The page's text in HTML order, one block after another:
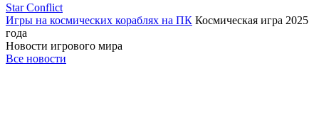
Star Conflict
Игры на космических кораблях на ПК Космическая игра 2025
года
Новости игрового мира
Все новости